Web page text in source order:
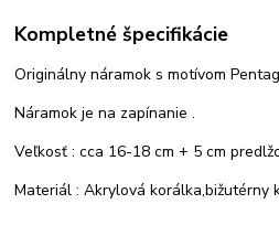
Kompletné špecifikácie
Originálny náramok s motívom
Náramok je na zapínanie .
Veľkosť : cca 16-18 cm + 5 cm
Materiál : Akrylová korálka,bižutérny